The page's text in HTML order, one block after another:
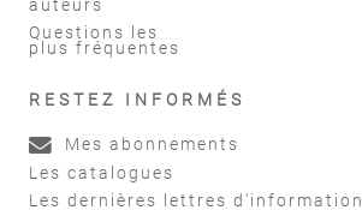
auteurs
Questions les
plus fréquentes
RESTEZ INFORMÉS
Mes abonnements
Les catalogues
Les dernières lettres d'information